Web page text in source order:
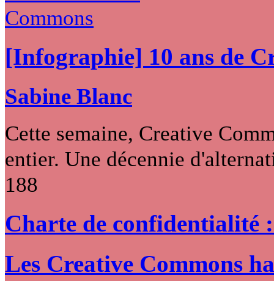
[Infographie] 10 ans de
Sabine Blanc
Cette semaine, Creative
entier. Une décennie
188
Charte de confidentialité
Les Creative Commons